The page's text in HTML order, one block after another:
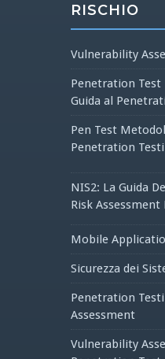
RISCHIO
Vulnerability
Penetration Test
Guida al
Pen Test
Penetration
NIS2: La Guida
Risk Assessment
Mobile
Sicurezza dei
Penetration
Assessment
Vulnerability